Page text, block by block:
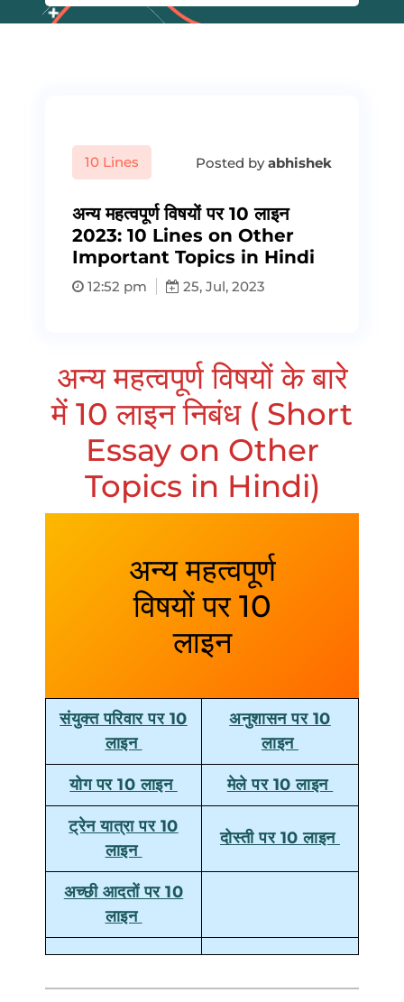
10 Lines Posted byabhishek
अन्य महत्वपूर्ण विषयों पर 10 लाइन
2023: 10 Lines on Other
Important Topics in Hindi
12:52 pm 25, Jul, 2023
अन्य महत्वपूर्ण विषयों के बारे
में 10 लाइन निबंध ( Short
Essay on Other
Topics in Hindi)
अन्य महत्वपूर्ण
विषयों पर 10
लाइन
संयुक्त परिवार पर 10
लाइन
अनुशासन पर 10
लाइन
योग पर 10 लाइन मेले पर 10 लाइन
ट्रेन यात्रा पर 10
लाइन
दोस्ती पर 10 लाइन
अच्छी आदतों पर 10
लाइन